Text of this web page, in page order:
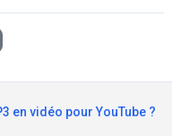
en vidéo pour YouTube ?